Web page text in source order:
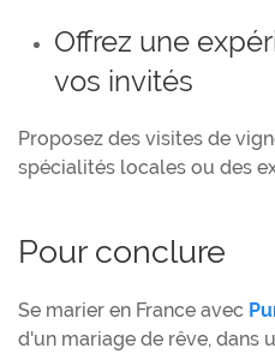
Offrez une
vos invités
Proposez des visites de
spécialités locales ou des
Pour conclure
Se marier en France avec
d'un mariage de rêve, dans